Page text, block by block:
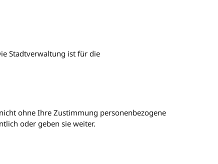
Stadtverwaltung ist für die
ohne Ihre Zustimmung personenbezogene
oder geben sie weiter.